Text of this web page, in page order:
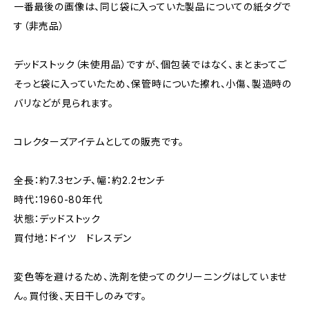
一番最後の画像は、同じ袋に入っていた製品についての紙タグで
す（非売品）
デッドストック（未使用品）ですが、個包装ではなく、まとまってご
そっと袋に入っていたため、保管時についた擦れ、小傷、製造時の
バリなどが見られます。
コレクターズアイテムとしての販売です。
全長：約7.3センチ、幅：約2.2センチ
時代：1960-80年代
状態：デッドストック
買付地：ドイツ ドレスデン
変色等を避けるため、洗剤を使ってのクリーニングはしていませ
ん。買付後、天日干しのみです。